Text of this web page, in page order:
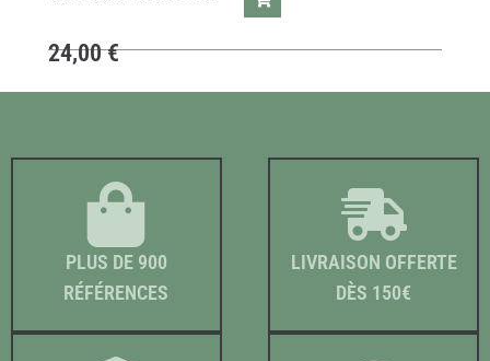
24,00€
PLUS DE 900
RÉFÉRENCES
LIVRAISON OFFERTE
DÈS 150€